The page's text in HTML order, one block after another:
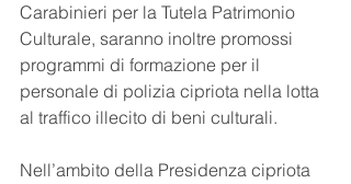
Carabinieri per la Tutela Patrimonio
Culturale, saranno inoltre promossi
programmi di formazione per il
personale di polizia cipriota nella lotta
al traffico illecito di beni culturali.
Nell’ambito della Presidenza cipriota